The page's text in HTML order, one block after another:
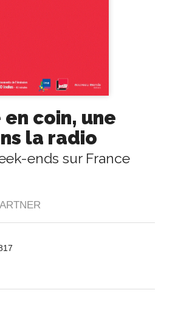
en coin, une
la radio
ends sur France